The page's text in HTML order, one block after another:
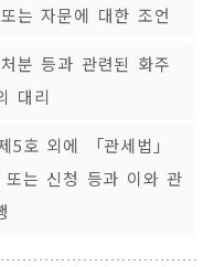
는 자문에 대한 조언
분 등과 관련된 화주
대리
5호 외에 「관세법」
또는 신청 등과 이와 관